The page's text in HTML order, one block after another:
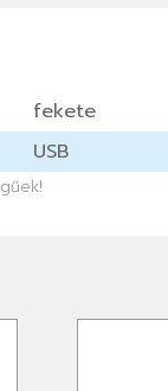
fekete
USB